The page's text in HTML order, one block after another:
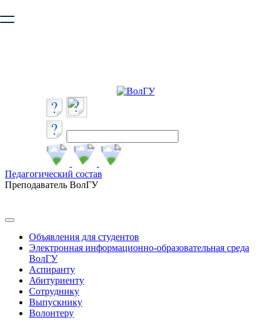
безопасную работу с сайтом. Пожалуйста
Педагогический состав
Преподаватель ВолГУ
Объявления для студентов
Электронная информационно-образовательная среда
ВолГУ
Аспиранту
Абитуриенту
Сотруднику
Выпускнику
Волонтеру